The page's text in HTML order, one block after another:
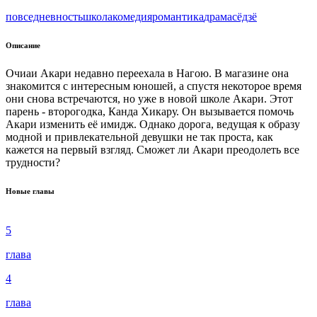
повседневностьшколакомедияромантикадрамасёдзё
Описание
Очиаи Акари недавно переехала в Нагою. В магазине она
знакомится с интересным юношей, а спустя некоторое время
они снова встречаются, но уже в новой школе Акари. Этот
парень - второгодка, Канда Хикару. Он вызывается помочь
Акари изменить её имидж. Однако дорога, ведущая к образу
модной и привлекательной девушки не так проста, как
кажется на первый взгляд. Сможет ли Акари преодолеть все
трудности?
Новые главы
5
глава
4
глава